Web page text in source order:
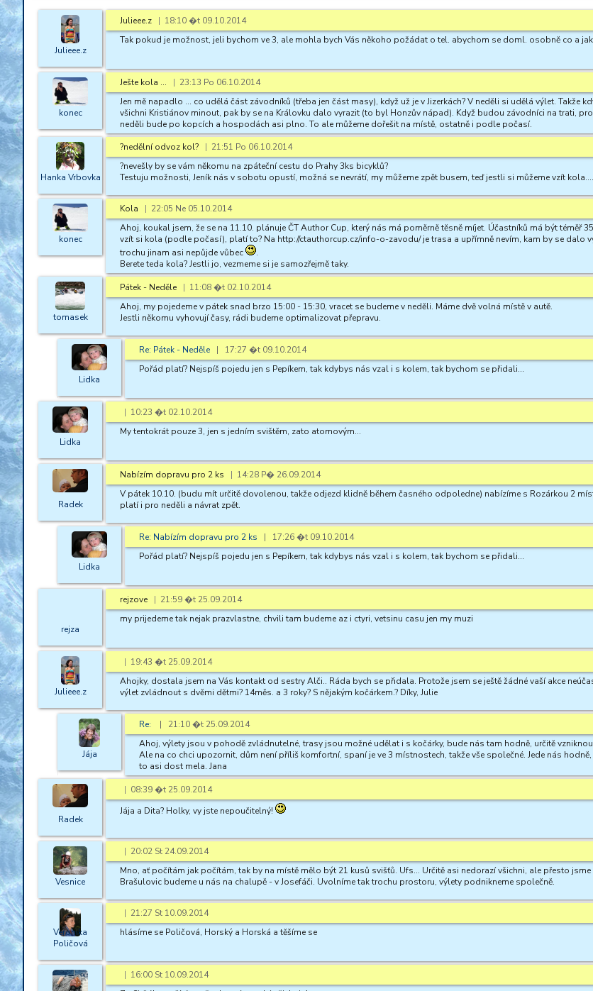
Julieee.z
Julieee.z | 18:10 �t 09.10.2014
Tak pokud je možnost, jeli bychom ve 3, ale mohla bych Vás někoho požádat o tel. abychom se doml. osobně co a
konec
Ješte kola ... | 23:13 Po 06.10.2014
Jen mě napadlo ... co udělá část závodníků (třeba jen část masy), když už je v Jizerkách? V neděli si udělá výlet. Takže
všichni Kristiánov minout, pak by se na Královku dalo vyrazit (to byl Honzův nápad). Když budou závodníci na trati,
neděli bude po kopcích a hospodách asi plno. To ale můžeme dořešit na místě, ostatně i podle počasí.
Hanka Vrbovka
?nedělní odvoz kol? | 21:51 Po 06.10.2014
?nevešly by se vám někomu na zpáteční cestu do Prahy 3ks bicyklů?
Testuju možnosti, Jeník nás v sobotu opustí, možná se nevrátí, my můžeme zpět busem, teď jestli si můžeme vzít
konec
Kola | 22:05 Ne 05.10.2014
Ahoj, koukal jsem, že se na 11.10. plánuje ČT Author Cup, který nás má poměrně těsně míjet. Účastníků má být téměř
vzít si kola (podle počasí), platí to? Na http://ctauthorcup.cz/info-o-zavodu/ je trasa a upřímně nevím, kam by se dalo
trochu jinam asi nepůjde vůbec
.
Berete teda kola? Jestli jo, vezmeme si je samozřejmě taky.
tomasek
Pátek - Neděle | 11:08 �t 02.10.2014
Ahoj, my pojedeme v pátek snad brzo 15:00 - 15:30, vracet se budeme v neděli. Máme dvě volná místě v autě.
Jestli někomu vyhovují časy, rádi budeme optimalizovat přepravu.
Lidka
Re: Pátek - Neděle | 17:27 �t 09.10.2014
Pořád platí? Nejspíš pojedu jen s Pepíkem, tak kdybys nás vzal i s kolem, tak bychom se přidali...
Lidka
| 10:23 �t 02.10.2014
My tentokrát pouze 3, jen s jedním svištěm, zato atomovým...
Radek
Nabízím dopravu pro 2 ks | 14:28 P� 26.09.2014
V pátek 10.10. (budu mít určitě dovolenou, takže odjezd klidně během časného odpoledne) nabízíme s Rozárkou 2
platí i pro neděli a návrat zpět.
Lidka
Re: Nabízím dopravu pro 2 ks | 17:26 �t 09.10.2014
Pořád platí? Nejspíš pojedu jen s Pepíkem, tak kdybys nás vzal i s kolem, tak bychom se přidali...
rejza
rejzove | 21:59 �t 25.09.2014
my prijedeme tak nejak prazvlastne, chvili tam budeme az i ctyri, vetsinu casu jen my muzi
Julieee.z
| 19:43 �t 25.09.2014
Ahojky, dostala jsem na Vás kontakt od sestry Alči.. Ráda bych se přidala. Protože jsem se ještě žádné vaší akce
výlet zvládnout s dvěmi dětmi? 14měs. a 3 roky? S nějakým kočárkem.? Díky, Julie
Jája
Re:
| 21:10 �t 25.09.2014
Ahoj, výlety jsou v pohodě zvládnutelné, trasy jsou možné udělat i s kočárky, bude nás tam hodně, určitě
Ale na co chci upozornit, dům není příliš komfortní, spaní je ve 3 místnostech, takže vše společné. Jede nás
to asi dost mela. Jana
Radek
| 08:39 �t 25.09.2014
Jája a Dita? Holky, vy jste nepoučitelný!
Vesnice
| 20:02 St 24.09.2014
Mno, ať počítám jak počítám, tak by na místě mělo být 21 kusů svišťů. Ufs... Určitě asi nedorazí všichni, ale přesto
Brašulovic budeme u nás na chalupě - v Josefáči. Uvolníme tak trochu prostoru, výlety podnikneme společně.
Veronika
Poličová
| 21:27 St 10.09.2014
hlásíme se Poličová, Horský a Horská a těšíme se
| 16:00 St 10.09.2014